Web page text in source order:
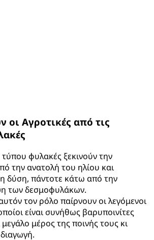
οι Αγροτικές από τις
φυλακές ξεκινούν την
την ανατολή του ηλίου και
δύση, πάντοτε κάτω από την
των δεσμοφυλάκων.
τον ρόλο παίρνουν οι λεγόμενοι
είναι συνήθως βαρυποινίτες
μέρος της ποινής τους κι